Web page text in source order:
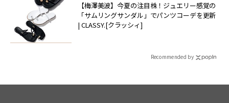
【梅澤美波】今夏の注目株！ジュエリー感覚の
「サムリングサンダル」でパンツコーデを更新
| CLASSY.[クラッシィ]
Recommended by